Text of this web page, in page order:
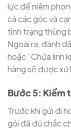
lực để niêm
cả các góc và
tình trạng thùng
Ngoài ra, đánh
hoặc “Chứa linh
hàng sẽ được xử
Bước 5: Kiểm
Trước khi gửi đi
gói đã đủ chắc